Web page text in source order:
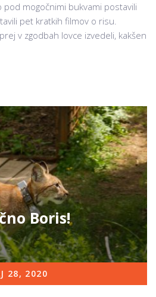
mogočnimi bukvami postavili
pet kratkih filmov o risu.
v zgodbah lovce izvedeli, kakšen
Boris!
28, 2020